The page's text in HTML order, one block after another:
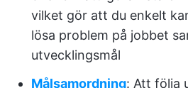
vilket gör att du enkelt
lösa problem på jobbet
utvecklingsmål
Målsamordning: Att följa